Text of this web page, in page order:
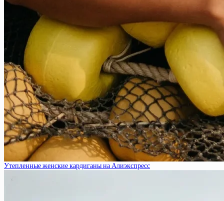
Утепленные женские кардиганы на Алиэкспресс